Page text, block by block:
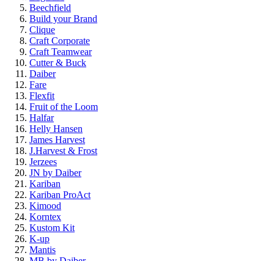
Beechfield
Build your Brand
Clique
Craft Corporate
Craft Teamwear
Cutter & Buck
Daiber
Fare
Flexfit
Fruit of the Loom
Halfar
Helly Hansen
James Harvest
J.Harvest & Frost
Jerzees
JN by Daiber
Kariban
Kariban ProAct
Kimood
Korntex
Kustom Kit
K-up
Mantis